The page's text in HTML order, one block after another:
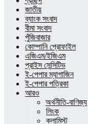
জাতীয়
ব্যাংক সংবাদ
বীমা সংবাদ
পুঁজিবাজার
কোম্পানি প্রোফাইল
এজিএম/ইজিএম
প্রাইস সেন্সিটিভ
ই-পেপার ম্যাগাজিন
ই-পেপার পত্রিকা
আরও
অর্থনীতি-বাণিজ্য
লিংক
কলামিস্ট